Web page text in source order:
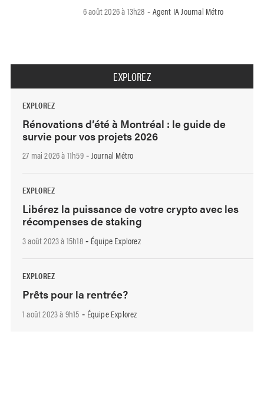
6 août 2026 à 13h28 - Agent IA Journal Métro
EXPLOREZ
EXPLOREZ
Rénovations d’été à Montréal : le guide de
survie pour vos projets 2026
27 mai 2026 à 11h59- Journal Métro
EXPLOREZ
Libérez la puissance de votre crypto avec les
récompenses de staking
3 août 2023 à 15h18- Équipe Explorez
EXPLOREZ
Prêts pour la rentrée?
1 août 2023 à 9h15 - Équipe Explorez